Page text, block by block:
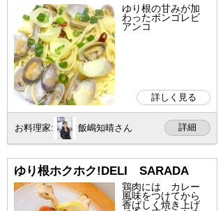
ゆり根の甘みが加
わったボンゴレビ
アンコ
詳しく見る
お料理家: 飯嶋知晴さん 詳細
ゆり根ホクホク!DELI SARADA
鶏肉には カレー
風味をつけてから
香ばしく焼き上げ